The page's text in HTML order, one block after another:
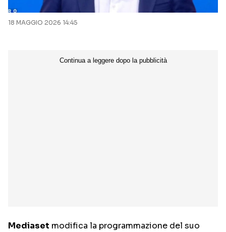
18 MAGGIO 2026 14:45
Mediaset modifica la programmazione del suo